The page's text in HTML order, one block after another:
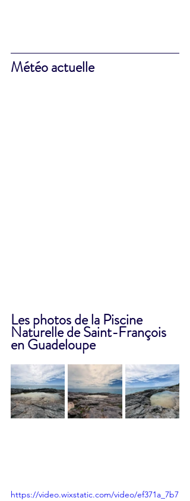
Météo actuelle
Les photos de la Piscine
Naturelle de Saint-François
en Guadeloupe
https://video.wixstatic.com/video/ef371a_7b7